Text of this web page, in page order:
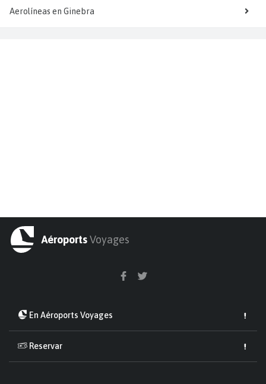
Aerolíneas en Ginebra
AéroportsVoyages
En Aéroports Voyages
Reservar